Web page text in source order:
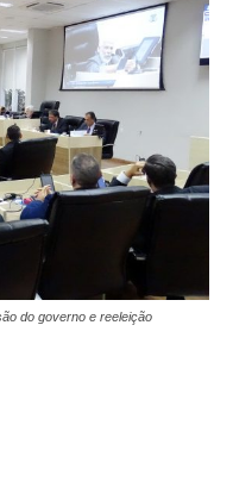
do governo e reeleição